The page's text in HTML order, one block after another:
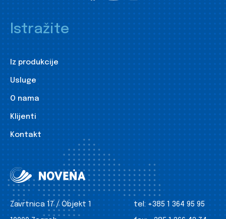
Istražite
Iz produkcije
Usluge
O nama
Klijenti
Kontakt
Zavrtnica 17 / Objekt 1
tel: +385 1 364 95 95